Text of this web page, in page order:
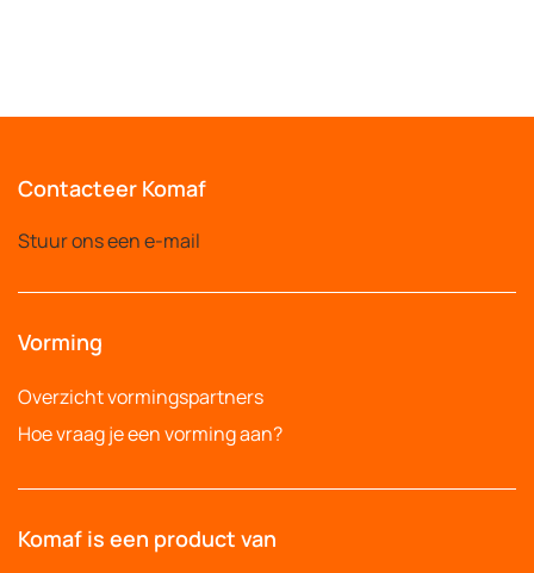
Contacteer Komaf
Stuur ons een e-mail
Vorming
Overzicht vormingspartners
Hoe vraag je een vorming aan?
Komaf is een product van